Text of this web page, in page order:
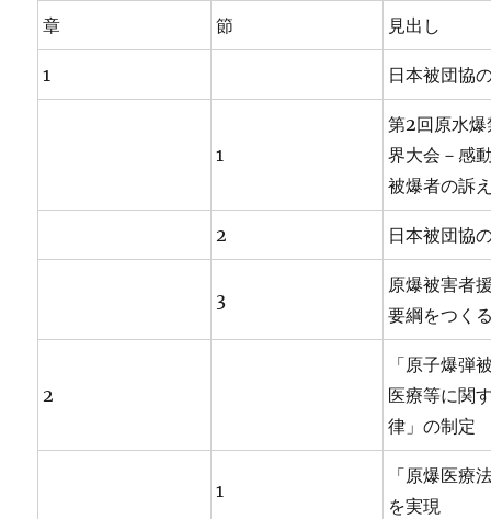
章 節 見出し
1 日本被団協
1
第2回原水
界大会－感
被爆者の訴
2 日本被団協
3
原爆被害者
要綱をつく
2
「原子爆弾
医療等に関
律」の制定
1
「原爆医療
を実現